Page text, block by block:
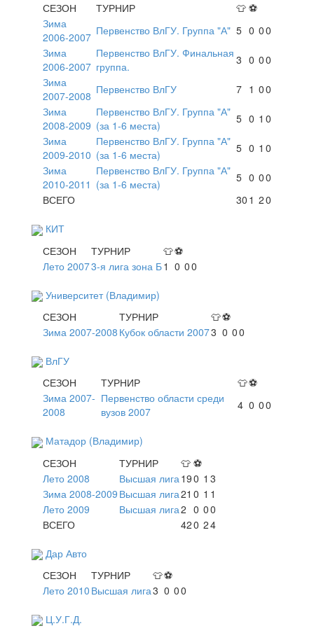
СЕЗОН
ТУРНИР 👕 ⚽
Зима
2006-2007 Первенство ВлГУ. Группа "А" 5 0 00
Зима
2006-2007
Первенство ВлГУ. Финальная
группа.
3 0 00
Зима
2007-2008 Первенство ВлГУ 7 1 00
Зима
2008-2009
Первенство ВлГУ. Группа "А"
(за 1-6 места)
5 0 1 0
Зима
2009-2010
Первенство ВлГУ. Группа "А"
(за 1-6 места)
5 0 1 0
Зима
2010-2011
Первенство ВлГУ. Группа "А"
(за 1-6 места)
5 0 00
ВСЕГО
30 1 20
КИТ
СЕЗОН
ТУРНИР 👕⚽
Лето 20073-я лига зона Б1 0 00
Университет (Владимир)
СЕЗОН
ТУРНИР 👕⚽
Зима 2007-2008 Кубок области 20073 0 00
ВлГУ
СЕЗОН
ТУРНИР 👕⚽
Зима 2007-
2008
Первенство области среди
вузов 2007
4 0 00
Матадор (Владимир)
СЕЗОН
ТУРНИР 👕 ⚽
Лето 2008
Высшая лига 190 1 3
Зима 2008-2009 Высшая лига21 0 1 1
Лето 2009
Высшая лига2 0 00
ВСЕГО
420 24
Дар Авто
СЕЗОН
ТУРНИР 👕⚽
Лето 2010 Высшая лига3 0 00
Ц.У.Г.Д.